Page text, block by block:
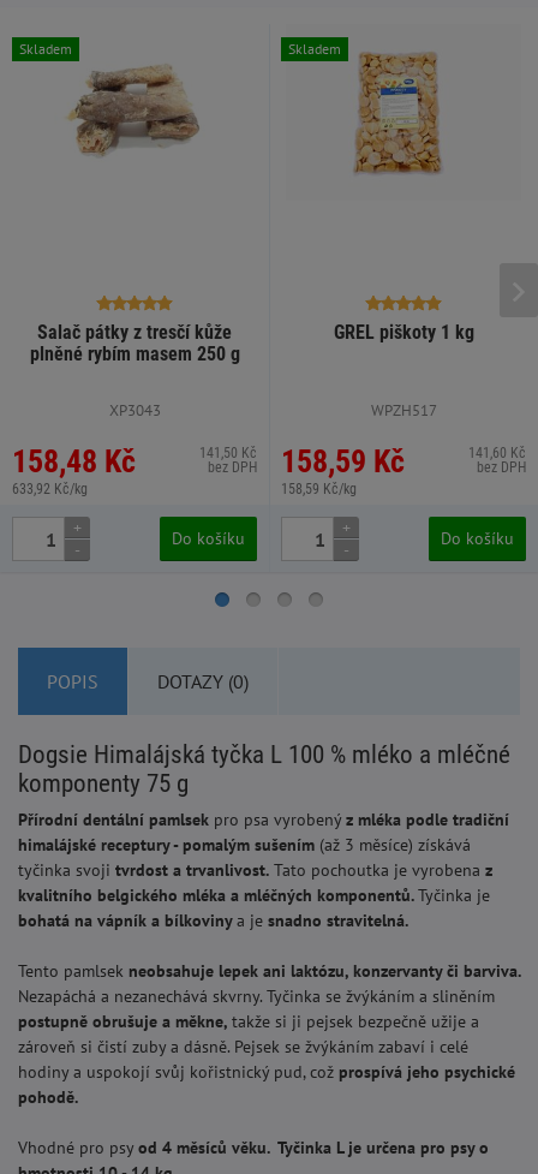
Salač pátky z tresčí kůže
plněné rybím masem 250 g
XP3043
158,48 Kč
633,92 Kč/kg
141,50 Kč
bez DPH
Skladem
+
-
Do košíku
GREL piškoty 1 kg
WPZH517
158,59 Kč
158,59 Kč/kg
141,60 Kč
bez DPH
Skladem
+
-
Do košíku
POPIS DOTAZY (0)
Dogsie Himalájská tyčka L 100 % mléko a mléčné
komponenty 75 g
Přírodní dentální pamlsek pro psa vyrobený z mléka podle tradiční
himalájské receptury - pomalým sušením (až 3 měsíce) získává
tyčinka svoji tvrdost a trvanlivost. Tato pochoutka je vyrobena z
kvalitního belgického mléka a mléčných komponentů.Tyčinka je
bohatá na vápník a bílkovinya je snadno stravitelná.
Tento pamlsek neobsahuje lepek ani laktózu, konzervanty či barviva.
Nezapáchá a nezanechává skvrny. Tyčinka se žvýkáním a sliněním
postupně obrušuje a měkne, takže si ji pejsek bezpečně užije a
zároveň si čistí zuby a dásně. Pejsek se žvýkáním zabaví i celé
hodiny a uspokojí svůj kořistnický pud, což prospívá jeho psychické
pohodě.
Vhodné pro psy od 4 měsíců věku. Tyčinka L je určena pro psy o